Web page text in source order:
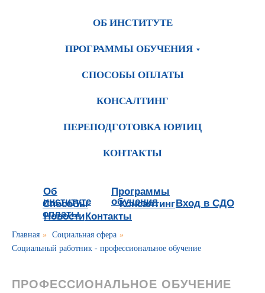
ОБ ИНСТИТУТЕ
ПРОГРАММЫ ОБУЧЕНИЯ
СПОСОБЫ ОПЛАТЫ
КОНСАЛТИНГ
ПЕРЕПОДГОТОВКА ЮРЛИЦ
КОНТАКТЫ
Об
институте
Программы
обучения
Способы
оплаты
Консалтинг
Новости
Вход в СДО
Контакты
Главная » Социальная сфера »
Социальный работник - профессиональное обучение
ПРОФЕССИОНАЛЬНОЕ ОБУЧЕНИЕ